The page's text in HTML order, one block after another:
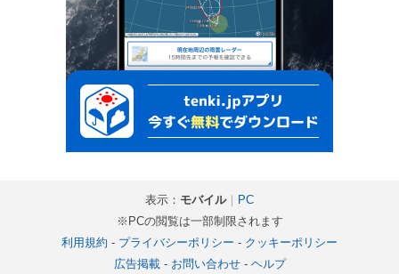
表示： モバイル｜ PC
※PCの閲覧は一部制限されます
利用規約 - プライバシーポリシー - クッキーポリシー
広告掲載- お問い合わせ- ヘルプ